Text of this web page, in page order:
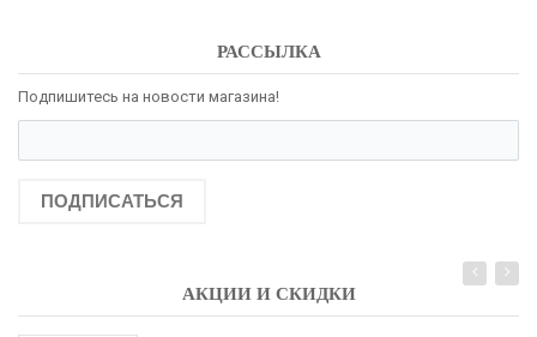
РАССЫЛКА
Подпишитесь на новости магазина!
ПОДПИСАТЬСЯ
АКЦИИ И СКИДКИ